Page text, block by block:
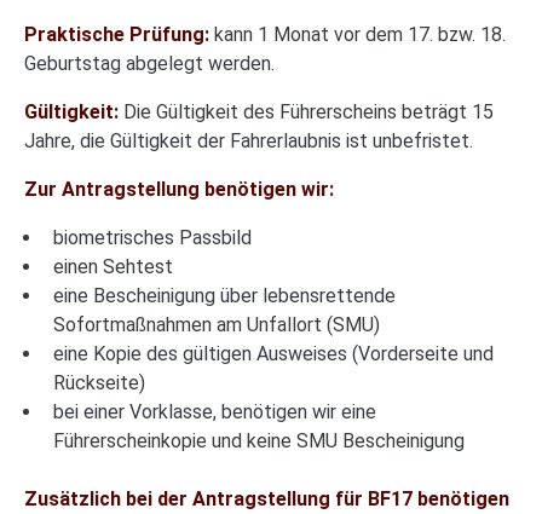
Praktische Prüfung: kann 1 Monat vor dem 17. bzw. 18.
Geburtstag abgelegt werden.
Gültigkeit: Die Gültigkeit des Führerscheins beträgt 15
Jahre, die Gültigkeit der Fahrerlaubnis ist unbefristet.
Zur Antragstellung benötigen wir:
biometrisches Passbild
einen Sehtest
eine Bescheinigung über lebensrettende
Sofortmaßnahmen am Unfallort (SMU)
eine Kopie des gültigen Ausweises (Vorderseite und
Rückseite)
bei einer Vorklasse, benötigen wir eine
Führerscheinkopie und keine SMU Bescheinigung
Zusätzlich bei der Antragstellung für BF17 benötigen